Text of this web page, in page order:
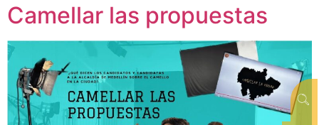
Camellar las propuestas